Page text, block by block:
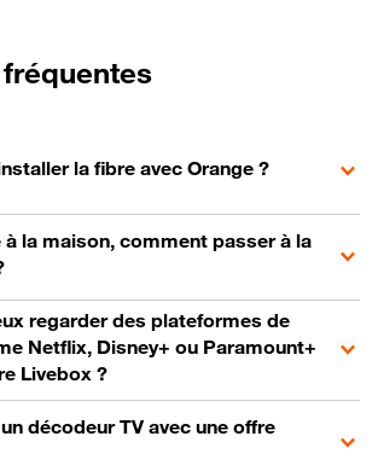
la fibre avec Orange ?
à la maison, comment passer à la
regarder des plateformes de
Netflix, Disney+ ou Paramount+
Livebox ?
décodeur TV avec une offre